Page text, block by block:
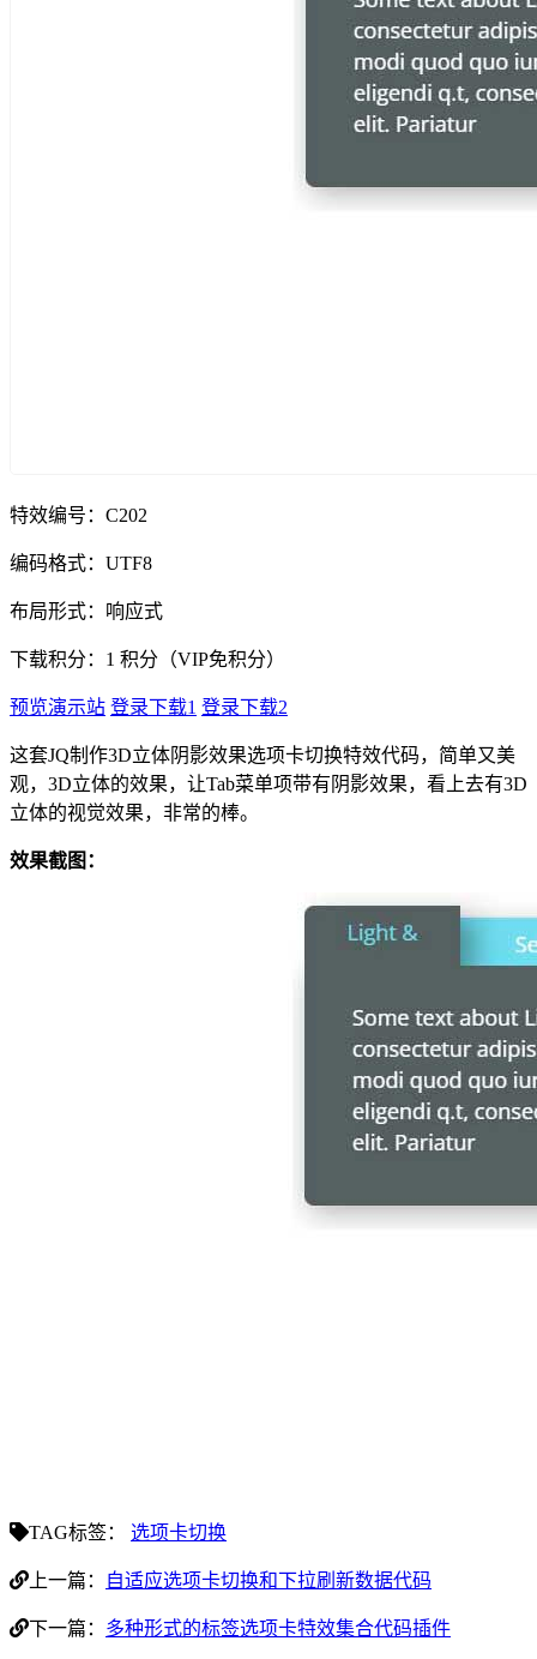
特效编号：C202
编码格式：UTF8
布局形式：响应式
下载积分： 1 积分（VIP免积分）
预览演示站 登录下载1 登录下载2
这套JQ制作3D立体阴影效果选项卡切换特效代码，简单又美
观，3D立体的效果，让Tab菜单项带有阴影效果，看上去有3D
立体的视觉效果，非常的棒。
效果截图：
TAG标签： 选项卡切换
上一篇： 自适应选项卡切换和下拉刷新数据代码
下一篇： 多种形式的标签选项卡特效集合代码插件